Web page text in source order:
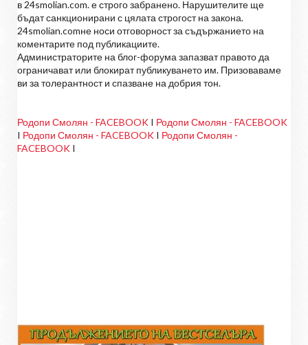
в 24smolian.com. е строго забранено. Нарушителите ще
бъдат санкционирани с цялата строгост на закона.
24smolian.comне носи отговорност за съдържанието на
коментарите под публикациите.
Администраторите на блог-форума запазват правото да
ограничават или блокират публикуването им. Призоваваме
ви за толерантност и спазване на добрия тон.
Родопи Смолян - FACEBOOK I Родопи Смолян - FACEBOOK
I Родопи Смолян - FACEBOOK I Родопи Смолян -
FACEBOOK I